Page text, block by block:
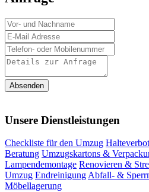
Absenden
Unsere Dienstleistungen
Checkliste für den Umzug
Beratung Umzugskartons &
Lampendemontage Renovieren &
Umzug Endreinigung Abfall- &
Möbellagerung